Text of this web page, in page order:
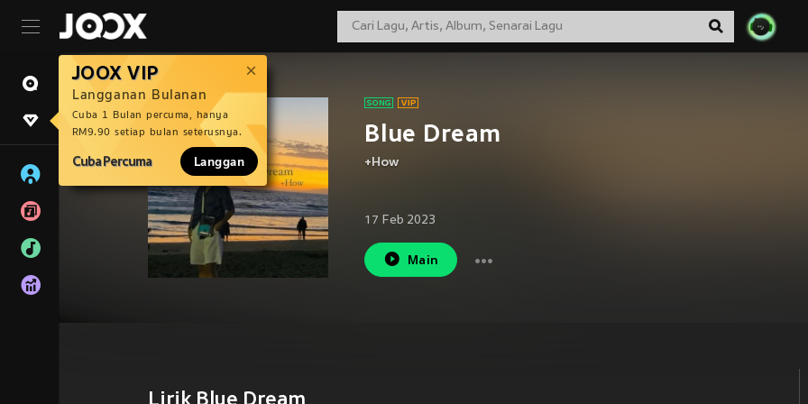
JOOX VIP
Langganan Bulanan
Cuba 1 Bulan percuma, hanya
RM9.90 setiap bulan seterusnya.
Cuba Percuma Langgan
Blue Dream
+How
17 Feb 2023
Main